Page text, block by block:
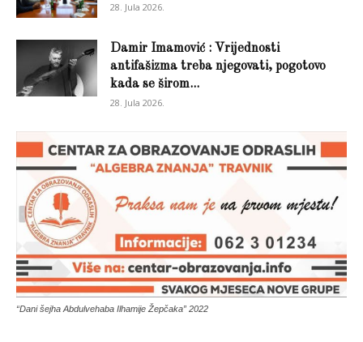
28. Jula 2026.
Damir Imamović : Vrijednosti
antifašizma treba njegovati, pogotovo
kada se širom...
28. Jula 2026.
“Dani šejha Abdulvehaba Ilhamije Žepčaka” 2022